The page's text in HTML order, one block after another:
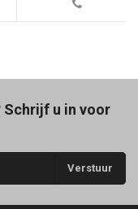
u in voor
Verstuur